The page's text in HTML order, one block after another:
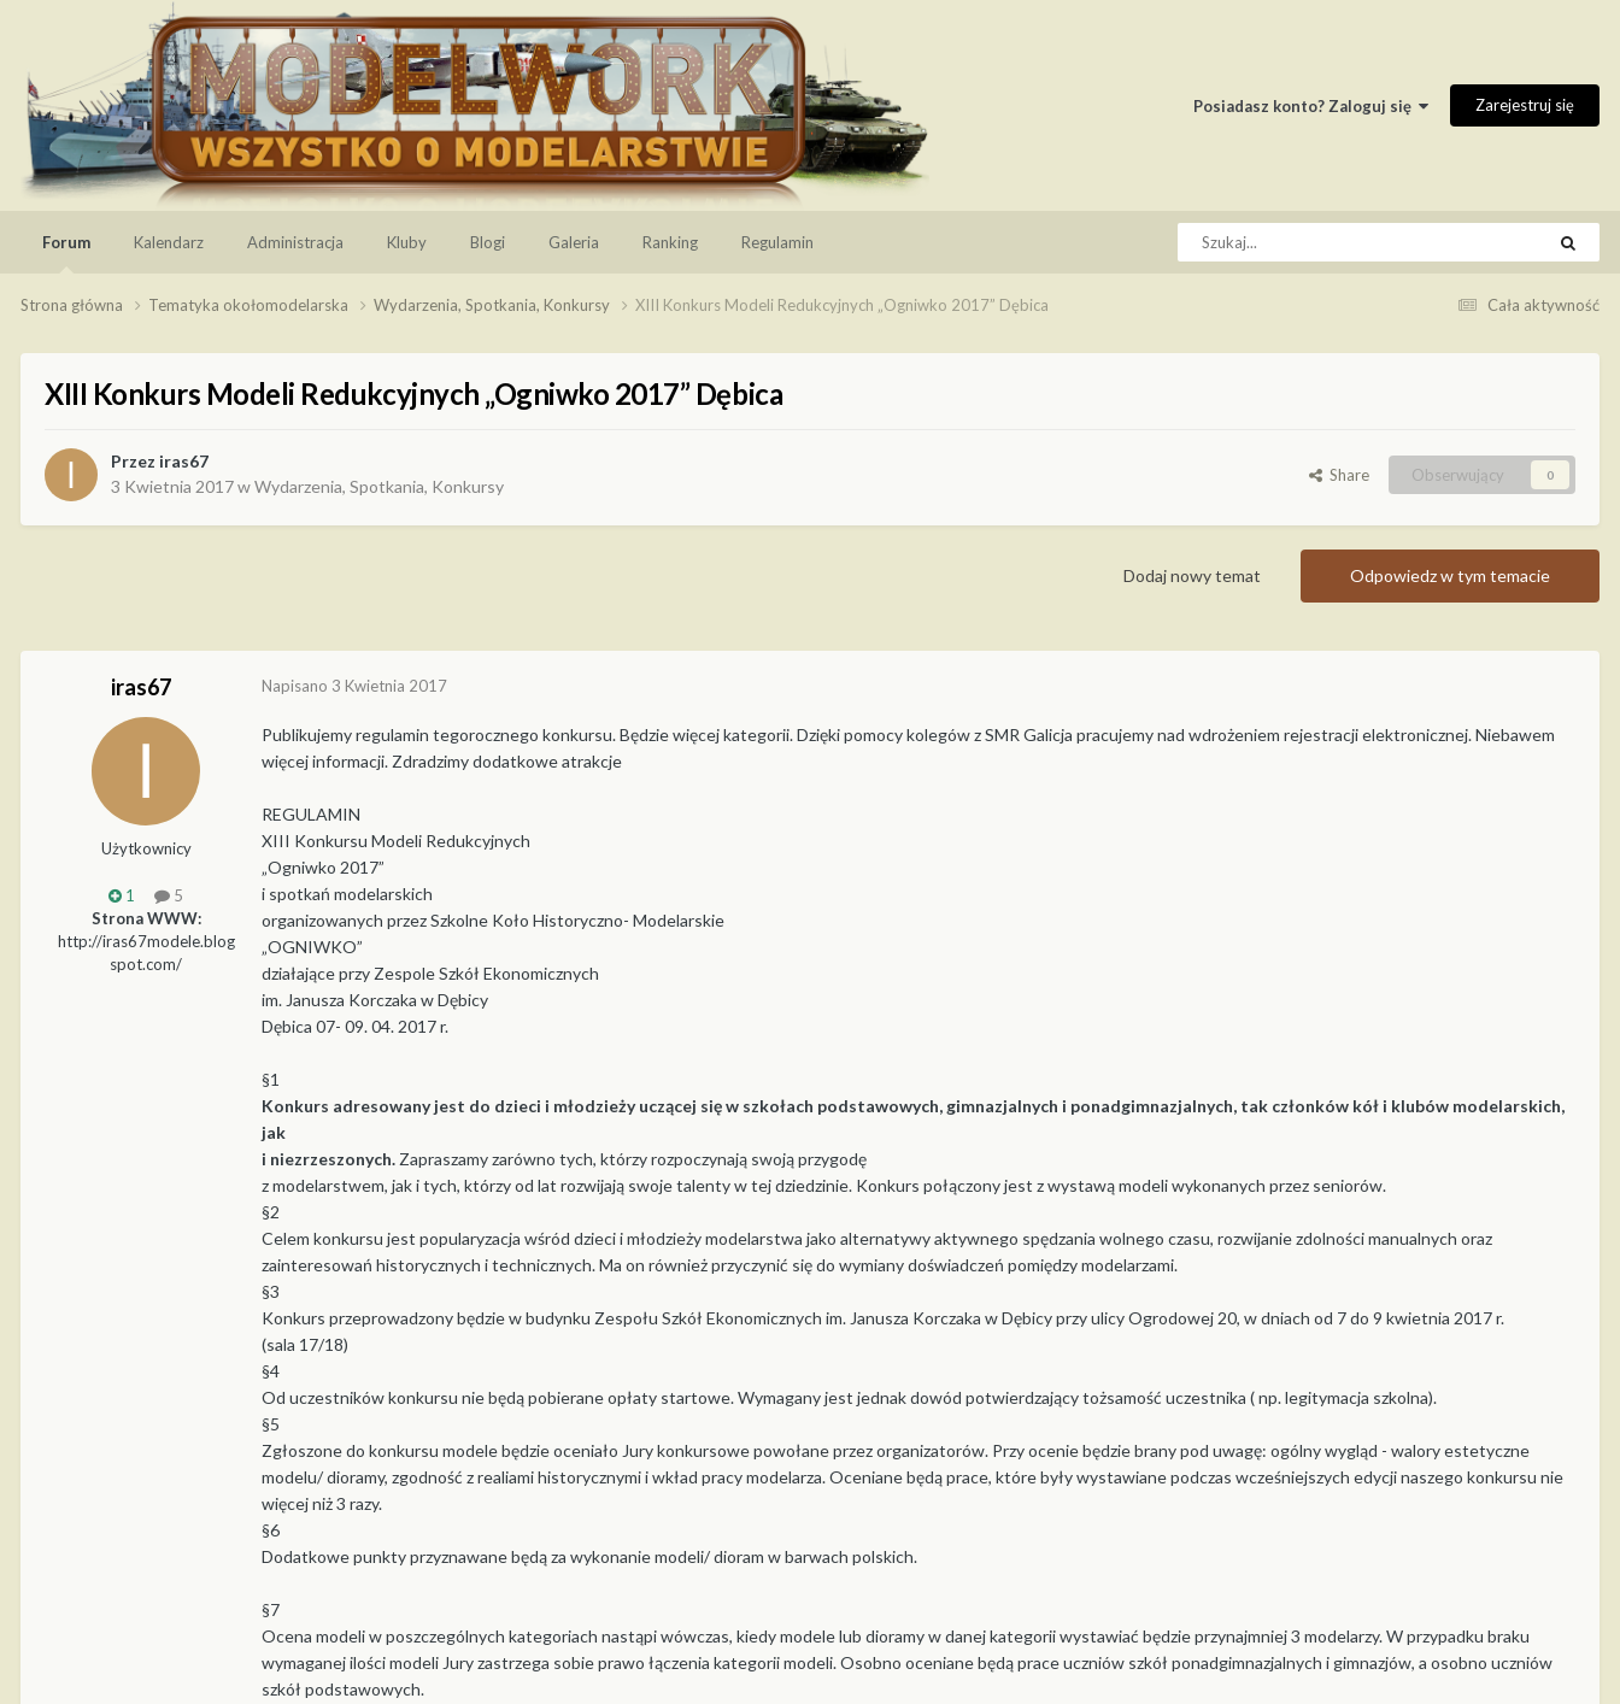
Posiadasz konto? Zaloguj się Zarejestruj się
Forum Kalendarz Administracja Kluby Blogi Galeria Ranking Regulamin
Cała aktywność
Strona główna Tematyka okołomodelarska Wydarzenia, Spotkania, Konkursy XIII Konkurs Modeli Redukcyjnych „Ogniwko 2017” Dębica
XIII Konkurs Modeli Redukcyjnych „Ogniwko 2017” Dębica
Przez iras67
3 Kwietnia 2017wWydarzenia, Spotkania, Konkursy
Share Obserwujący 0
Odpowiedz w tym temacie
Dodaj nowy temat
iras67
Użytkownicy
1
5
Strona WWW:
http://iras67modele.blog
spot.com/
Napisano 3 Kwietnia 2017
Publikujemy regulamin tegorocznego konkursu. Będzie więcej kategorii. Dzięki pomocy kolegów z SMR Galicja pracujemy nad wdrożeniem rejestracji elektronicznej. Niebawem
więcej informacji. Zdradzimy dodatkowe atrakcje
REGULAMIN
XIII Konkursu Modeli Redukcyjnych
„Ogniwko 2017”
i spotkań modelarskich
organizowanych przez Szkolne Koło Historyczno- Modelarskie
„OGNIWKO”
działające przy Zespole Szkół Ekonomicznych
im. Janusza Korczaka w Dębicy
Dębica 07- 09. 04. 2017 r.
§1
Konkurs adresowany jest do dzieci i młodzieży uczącej się w szkołach podstawowych, gimnazjalnych i ponadgimnazjalnych, tak członków kół i klubów modelarskich,
jak
i niezrzeszonych. Zapraszamy zarówno tych, którzy rozpoczynają swoją przygodę
z modelarstwem, jak i tych, którzy od lat rozwijają swoje talenty w tej dziedzinie. Konkurs połączony jest z wystawą modeli wykonanych przez seniorów.
§2
Celem konkursu jest popularyzacja wśród dzieci i młodzieży modelarstwa jako alternatywy aktywnego spędzania wolnego czasu, rozwijanie zdolności manualnych oraz
zainteresowań historycznych i technicznych. Ma on również przyczynić się do wymiany doświadczeń pomiędzy modelarzami.
§3
Konkurs przeprowadzony będzie w budynku Zespołu Szkół Ekonomicznych im. Janusza Korczaka w Dębicy przy ulicy Ogrodowej 20, w dniach od 7 do 9 kwietnia 2017 r.
(sala 17/18)
§4
Od uczestników konkursu nie będą pobierane opłaty startowe. Wymagany jest jednak dowód potwierdzający tożsamość uczestnika ( np. legitymacja szkolna).
§5
Zgłoszone do konkursu modele będzie oceniało Jury konkursowe powołane przez organizatorów. Przy ocenie będzie brany pod uwagę: ogólny wygląd - walory estetyczne
modelu/ dioramy, zgodność z realiami historycznymi i wkład pracy modelarza. Oceniane będą prace, które były wystawiane podczas wcześniejszych edycji naszego konkursu nie
więcej niż 3 razy.
§6
Dodatkowe punkty przyznawane będą za wykonanie modeli/ dioram w barwach polskich.
§7
Ocena modeli w poszczególnych kategoriach nastąpi wówczas, kiedy modele lub dioramy w danej kategorii wystawiać będzie przynajmniej 3 modelarzy. W przypadku braku
wymaganej ilości modeli Jury zastrzega sobie prawo łączenia kategorii modeli. Osobno oceniane będą prace uczniów szkół ponadgimnazjalnych i gimnazjów, a osobno uczniów
szkół podstawowych.